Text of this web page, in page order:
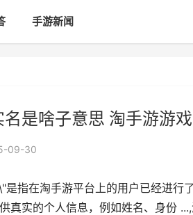
手游新闻
是啥子意思 淘手游游戏
09-30
指在淘手游平台上的用户已经进行
真实的个人信息，例如姓名、身份